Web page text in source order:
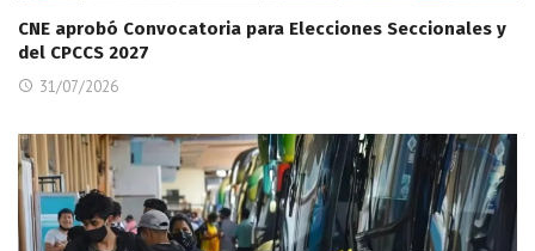
CNE aprobó Convocatoria para Elecciones Seccionales y
del CPCCS 2027
31/07/2026